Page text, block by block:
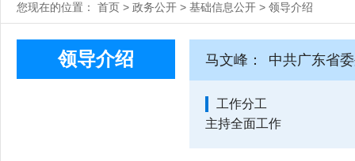
您现在的位置： 首页 > 政务公开 > 基础信息公开 > 领导介绍
领导介绍 马文峰： 中共广东省
工作分工
主持全面工作